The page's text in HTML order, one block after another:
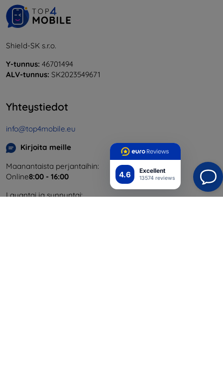
4.6 Excellent
13574 reviews
Shield-SK s.r.o.
Y-tunnus: 46701494
ALV-tunnus: SK2023549671
Yhteystiedot
info@top4mobile.eu
Kirjoita meille
Maanantaista perjantaihin:
Online8:00 - 16:00
Lauantai ja sunnuntai: